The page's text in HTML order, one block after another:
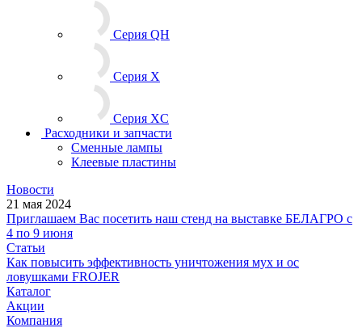
Серия QH
Серия X
Серия XC
Расходники и запчасти
Сменные лампы
Клеевые пластины
Новости
21 мая 2024
Приглашаем Вас посетить наш стенд на выставке БЕЛАГРО с
4 по 9 июня
Статьи
Как повысить эффективность уничтожения мух и ос
ловушками FROJER
Каталог
Акции
Компания